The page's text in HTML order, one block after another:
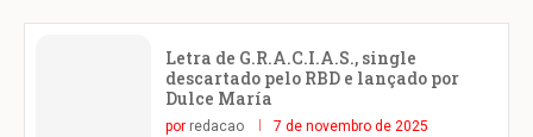
Letra de G.R.A.C.I.A.S., single
descartado pelo RBD e lançado por
Dulce María
por redacao 7 de novembro de 2025